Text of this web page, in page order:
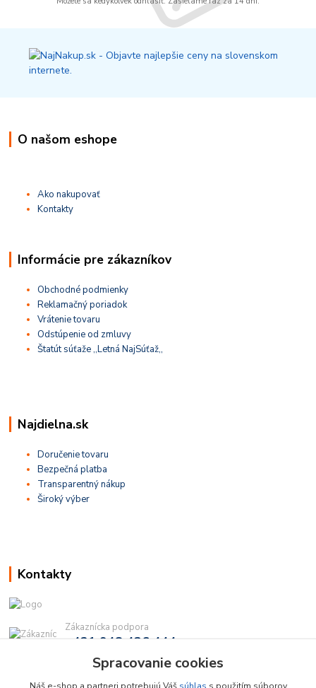
O našom eshope
Ako nakupovať
Kontakty
Informácie pre zákazníkov
Obchodné podmienky
Reklamačný poriadok
Vrátenie tovaru
Odstúpenie od zmluvy
Štatút súťaže ,,Letná NajSúťaž,,
Najdielna.sk
Doručenie tovaru
Bezpečná platba
Transparentný nákup
Široký výber
Kontakty
Zákaznícka podpora
+421 948 436 444
(Po-Pia, 9-16 hod.)
info@najdielna.sk
Spracovanie cookies